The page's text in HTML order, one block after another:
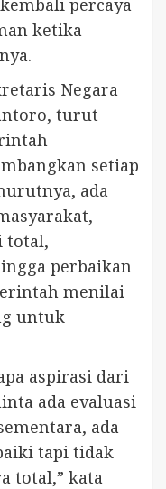
ketika
Negara
turut
setiap
ada
total,
perbaikan
menilai
untuk
aspirasi dari
ada evaluasi
ada
tapi tidak
total,” kata